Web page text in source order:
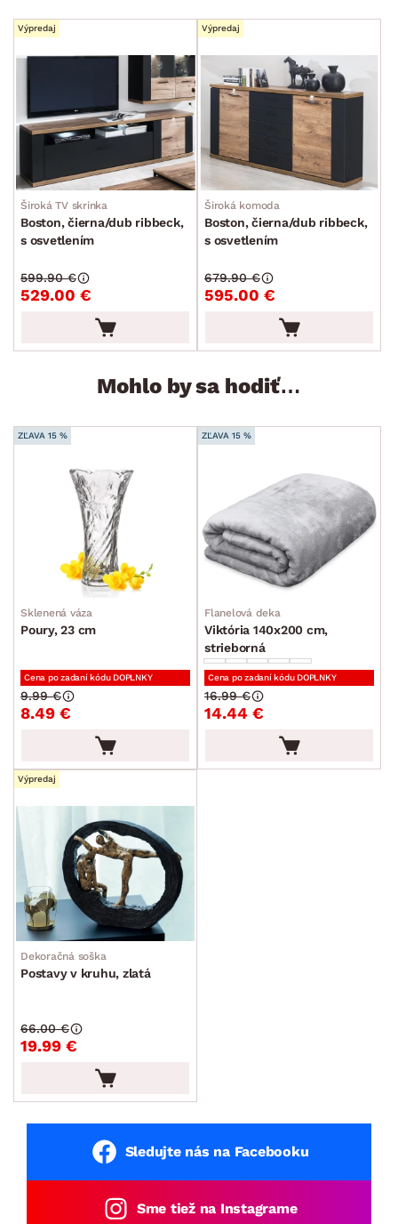
Výpredaj
Široká TV skrinka
Boston, čierna/dub ribbeck,
s osvetlením
529.00 €
599.90 €
Výpredaj
Široká komoda
Boston, čierna/dub ribbeck,
s osvetlením
595.00 €
679.90 €
Mohlo by sa hodiť…
ZĽAVA 15 %
Sklenená váza
Poury, 23 cm
Cena po zadaní kódu DOPLNKY
8.49 €
9.99 €
ZĽAVA 15 %
Flanelová deka
Viktória 140x200 cm,
strieborná
Cena po zadaní kódu DOPLNKY
14.44 €
16.99 €
Výpredaj
Dekoračná soška
Postavy v kruhu, zlatá
19.99 €
66.00 €
Sledujte nás na Facebooku
Sme tiež na Instagrame